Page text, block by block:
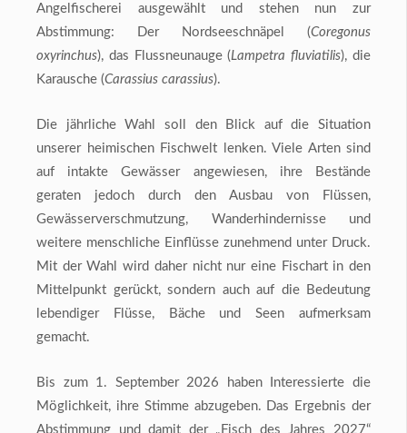
Angelfischerei ausgewählt und stehen nun zur
Abstimmung: Der Nordseeschnäpel (Coregonus
oxyrinchus), das Flussneunauge (Lampetra fluviatilis), die
Karausche (Carassius carassius).
Die jährliche Wahl soll den Blick auf die Situation
unserer heimischen Fischwelt lenken. Viele Arten sind
auf intakte Gewässer angewiesen, ihre Bestände
geraten jedoch durch den Ausbau von Flüssen,
Gewässerverschmutzung, Wanderhindernisse und
weitere menschliche Einflüsse zunehmend unter Druck.
Mit der Wahl wird daher nicht nur eine Fischart in den
Mittelpunkt gerückt, sondern auch auf die Bedeutung
lebendiger Flüsse, Bäche und Seen aufmerksam
gemacht.
Bis zum 1. September 2026 haben Interessierte die
Möglichkeit, ihre Stimme abzugeben. Das Ergebnis der
Abstimmung und damit der „Fisch des Jahres 2027“